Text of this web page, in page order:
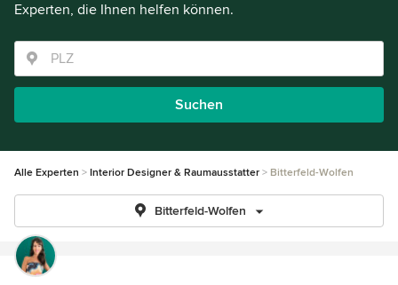
Experten, die Ihnen helfen können.
Suchen
Alle Experten Interior Designer & Raumausstatter Bitterfeld-Wolfen
Bitterfeld-Wolfen